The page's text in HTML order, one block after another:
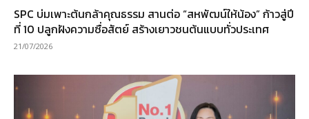
SPC บ่มเพาะต้นกล้าคุณธรรม สานต่อ “สหพัฒน์ให้น้อง” ก้าวสู่ปี
ที่ 10 ปลูกฝังความซื่อสัตย์ สร้างเยาวชนต้นแบบทั่วประเทศ
21/07/2026